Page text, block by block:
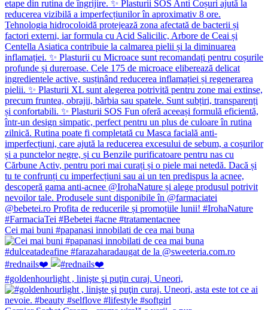
Cei mai buni #papanasi innobilati de cea mai buna
#rednails❤️
#goldenhourlight , linişte şi puţin curaj. Uneori,